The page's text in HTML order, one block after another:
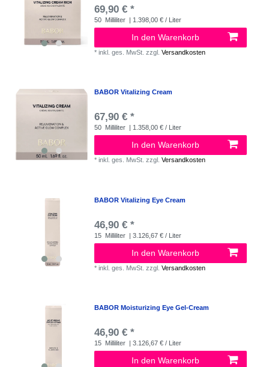
69,90 € *
50 Milliliter | 1.398,00 € / Liter
In den Warenkorb
*inkl. ges. MwSt. zzgl.Versandkosten
BABOR Vitalizing Cream
67,90 € *
50 Milliliter | 1.358,00 € / Liter
In den Warenkorb
*inkl. ges. MwSt. zzgl.Versandkosten
BABOR Vitalizing Eye Cream
46,90 € *
15 Milliliter | 3.126,67 € / Liter
In den Warenkorb
*inkl. ges. MwSt. zzgl.Versandkosten
BABOR Moisturizing Eye Gel-Cream
46,90 € *
15 Milliliter | 3.126,67 € / Liter
In den Warenkorb